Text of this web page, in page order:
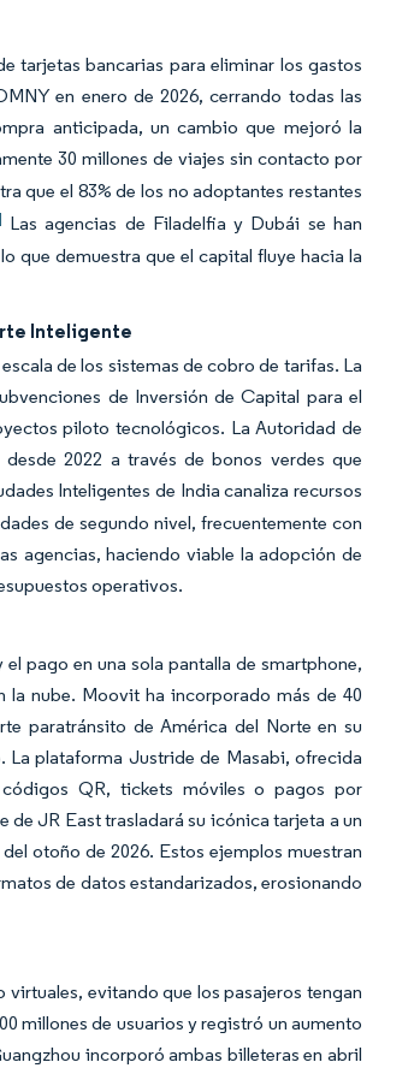
tarjetas bancarias para eliminar los gastos
en enero de 2026, cerrando todas las
anticipada, un cambio que mejoró la
30 millones de viajes sin contacto por
que el 83% de los no adoptantes restantes
Las agencias de Filadelfia y Dubái se han
que demuestra que el capital fluye hacia la
Inteligente
de los sistemas de cobro de tarifas. La
de Inversión de Capital para el
piloto tecnológicos. La Autoridad de
desde 2022 a través de bonos verdes que
Inteligentes de India canaliza recursos
de segundo nivel, frecuentemente con
agencias, haciendo viable la adopción de
operativos.
pago en una sola pantalla de smartphone,
la nube. Moovit ha incorporado más de 40
paratránsito de América del Norte en su
La plataforma Justride de Masabi, ofrecida
QR, tickets móviles o pagos por
JR East trasladará su icónica tarjeta a un
otoño de 2026. Estos ejemplos muestran
de datos estandarizados, erosionando
evitando que los pasajeros tengan
millones de usuarios y registró un aumento
incorporó ambas billeteras en abril